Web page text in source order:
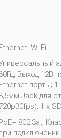
Wi-Fi
Выход 12В
порты;
Jack для
1 x SD
802.3at,
подключении